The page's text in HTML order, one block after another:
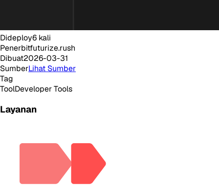
Dideploy6 kali
Penerbitfuturize.rush
Dibuat2026-03-31
SumberLihat Sumber
Tag
ToolDeveloper Tools
Layanan